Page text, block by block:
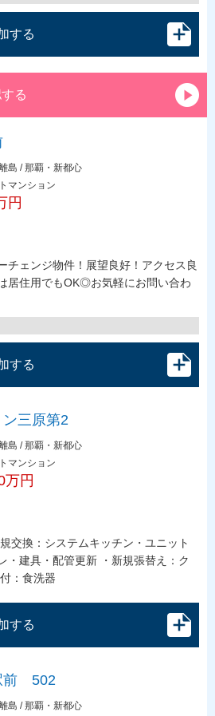
する
る
島 / 那覇・新都心
マンション
円
チェンジ物件！展望良好！アクセス良
居住用でもOK◎お気軽にお問い合わ
する
三原第2
島 / 那覇・新都心
マンション
万円
交換：システムキッチン・ユニット
・建具・配管更新 ・新規張替え：ク
：食洗器
する
前 502
島 / 那覇・新都心